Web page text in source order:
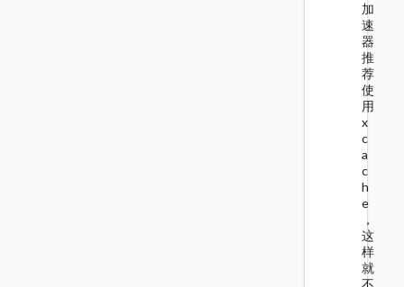
加
速
器
推
荐
使
用
x
c
a
c
h
e
，
这
样
就